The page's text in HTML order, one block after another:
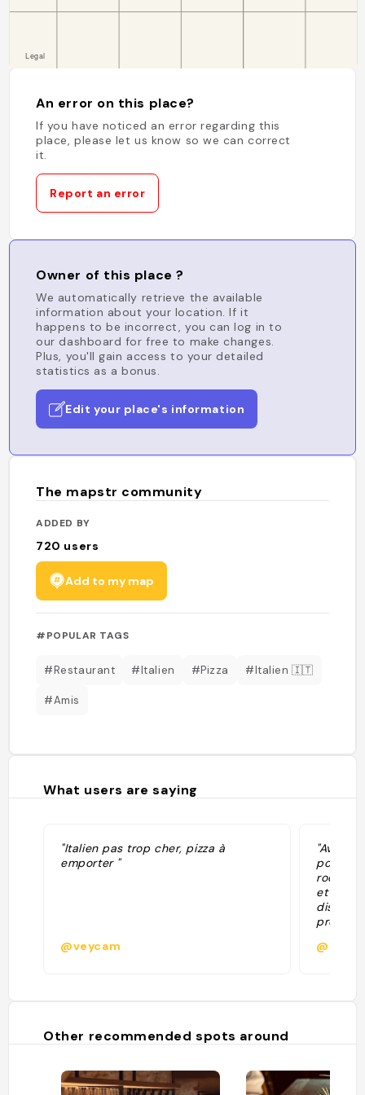
An error on this place?
If you have noticed an error regarding this
place, please let us know so we can correct
it.
Report an error
Owner of this place ?
We automatically retrieve the available
information about your location. If it
happens to be incorrect, you can log in to
our dashboard for free to make changes.
Plus, you'll gain access to your detailed
statistics as a bonus.
Edit your place's information
The mapstr community
ADDED BY
720 users
Add to my map
#POPULAR TAGS
#Restaurant #Italien #Pizza #Italien 🇮🇹
#Amis
What users are saying
"Italien pas trop cher, pizza à
emporter "
@veycam
"Avis
positif,
rodé. À
et
disque
bien
métiers
@
Other recommended spots around